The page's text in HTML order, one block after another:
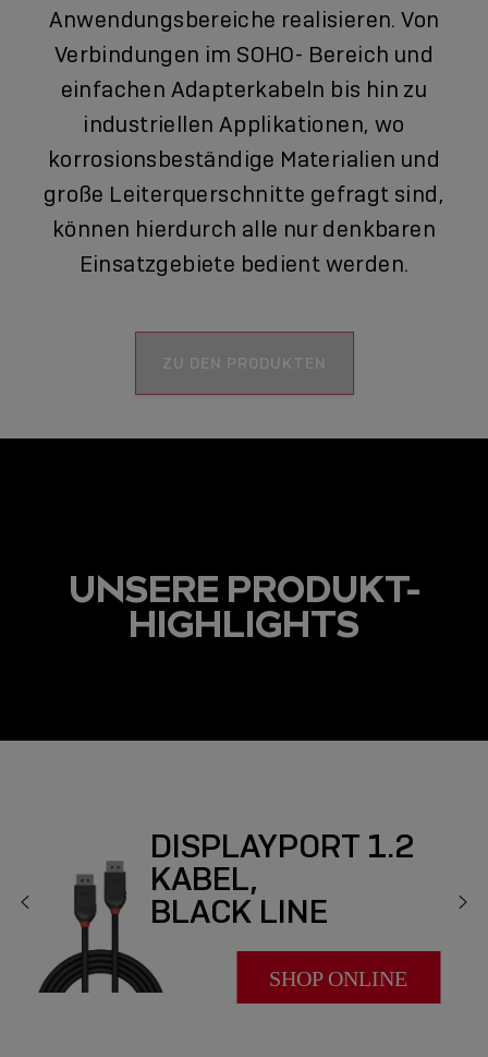
Anwendungsbereiche realisieren. Von
Verbindungen im SOHO- Bereich und
einfachen Adapterkabeln bis hin zu
industriellen Applikationen, wo
korrosionsbeständige Materialien und
große Leiterquerschnitte gefragt sind,
können hierdurch alle nur denkbaren
Einsatzgebiete bedient werden.
ZU DEN PRODUKTEN
UNSERE PRODUKT-
HIGHLIGHTS
DISPLAYPORT 1.2
KABEL,
BLACK LINE
SHOP ONLINE